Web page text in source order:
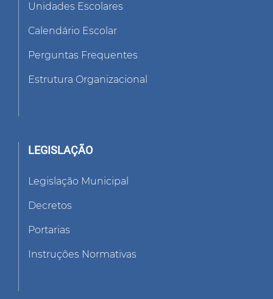
Unidades Escolares
Calendário Escolar
Perguntas Frequentes
Estrutura Organizacional
LEGISLAÇÃO
Legislação Municipal
Decretos
Portarias
Instruções Normativas